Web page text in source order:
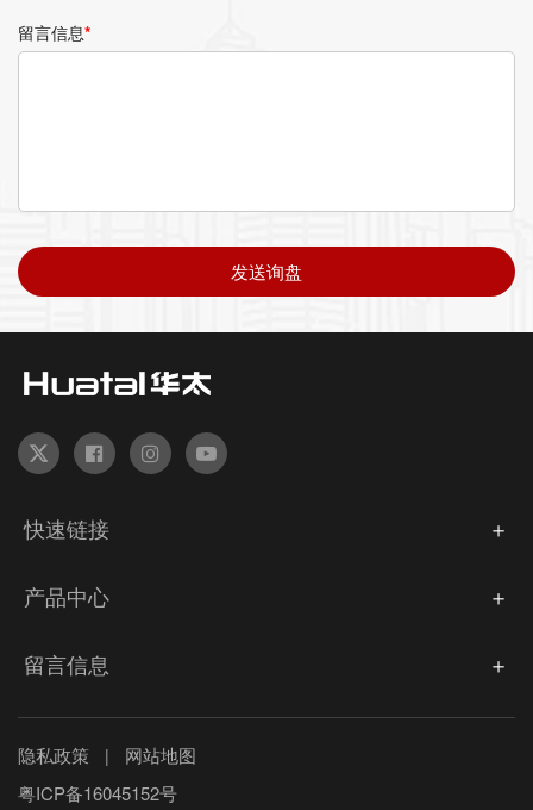
留言信息*
发送询盘
快速链接
产品中心
留言信息
粤ICP备16045152号
隐私政策 | 网站地图